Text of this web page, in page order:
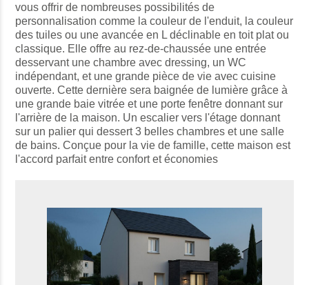
vous offrir de nombreuses possibilités de
personnalisation comme la couleur de l'enduit, la couleur
des tuiles ou une avancée en L déclinable en toit plat ou
classique. Elle offre au rez-de-chaussée une entrée
desservant une chambre avec dressing, un WC
indépendant, et une grande pièce de vie avec cuisine
ouverte. Cette dernière sera baignée de lumière grâce à
une grande baie vitrée et une porte fenêtre donnant sur
l'arrière de la maison. Un escalier vers l'étage donnant
sur un palier qui dessert 3 belles chambres et une salle
de bains. Conçue pour la vie de famille, cette maison est
l'accord parfait entre confort et économies